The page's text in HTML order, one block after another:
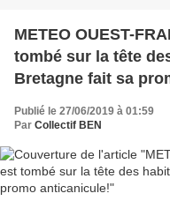
METEO OUEST-
tombé sur la tête
Bretagne fait sa
Publié le 27/06/2019 à 01:59
Par Collectif BEN